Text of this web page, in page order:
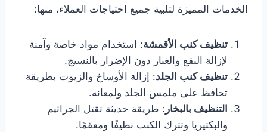
الخدمات المميزة لتلبية جميع احتياجات العملاء، منها:
تنظيف كنب الأقمشة: استخدام مواد خاصة وآمنة
لإزالة البقع والغبار دون الإضرار بالنسيج.
تنظيف كنب الجلد: إزالة الأوساخ والزيوت بطريقة
تحافظ على ملمس الجلد ولمعانه.
التنظيف بالبخار : طريقة حديثة تقتل الجراثيم
والبكتيريا وتترك الكنب نظيفًا ومعقمًا.